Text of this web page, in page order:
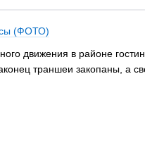
(ФОТО)
движения в районе
траншеи закопаны, а